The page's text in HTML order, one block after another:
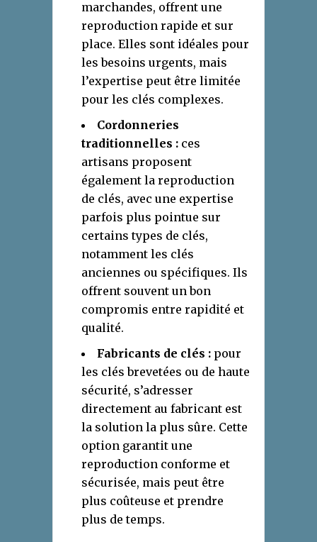
marchandes, offrent une
reproduction rapide et sur
place. Elles sont idéales pour
les besoins urgents, mais
l’expertise peut être limitée
pour les clés complexes.
Cordonneries
traditionnelles : ces
artisans proposent
également la reproduction
de clés, avec une expertise
parfois plus pointue sur
certains types de clés,
notamment les clés
anciennes ou spécifiques. Ils
offrent souvent un bon
compromis entre rapidité et
qualité.
Fabricants de clés : pour
les clés brevetées ou de haute
sécurité, s’adresser
directement au fabricant est
la solution la plus sûre. Cette
option garantit une
reproduction conforme et
sécurisée, mais peut être
plus coûteuse et prendre
plus de temps.